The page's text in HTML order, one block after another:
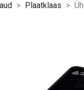
Plaatklaas